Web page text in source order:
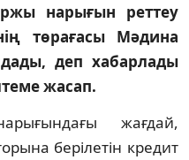
нарығын реттеу
төрағасы Мәдина
деп хабарлады
жасап.
жағдай,
берілетін кредит